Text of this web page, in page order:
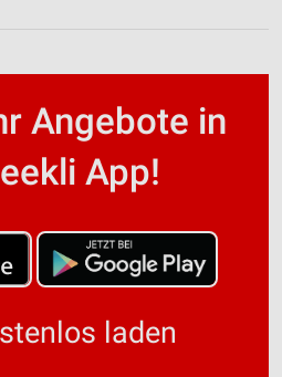
Angebote in
App!
laden